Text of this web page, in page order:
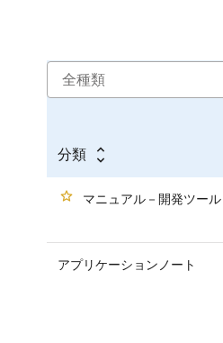
分類
マニュアル－開発ツール
アプリケーションノート